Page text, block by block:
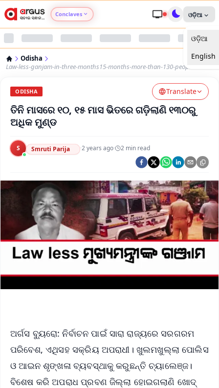
Conclaves
Argus Nari Shakti
Argus Swaad Odisha
Argus Chalo Dekhein Apna Desh
ଓଡ଼ିଆ
ଓଡ଼ିଆ
English
Odisha
Law-less-ganjam-in-three-months15-months-more-than-130-people-died
ODISHA Translate
ତିନି ମାସରେ ୧୦, ୧୫ ମାସ ଭିତରେ ଗଡ଼ିଲାଣି ୧୩୦ରୁ
ଅଧିକ ମୁଣ୍ଡ
S Smruti Parija ·2 years ago· 2 min read
ଅର୍ଗସ ବ୍ୟୁରୋ: ନିର୍ବାଚନ ପାଇଁ ସାରା ରାଜ୍ୟରେ ସରଗରମ
ପରିବେଶ, ଏଥିସହ ସକ୍ରିୟ ଅପରାଧୀ। ଖୁଲମଖୁଲ୍ଲା ପୋଲିସ
ଓ ଆଇନ ଶୃଙ୍ଖଳା ବ୍ୟବସ୍ଥାକୁ କରୁଛନ୍ତି ଚ୍ୟାଲେଞ୍ଜ।
ବିଶେଷ କରି ଅପରାଧ ପ୍ରବଣ ଜିଲ୍ଲା ହୋଇଗଲାଣି ଖୋଦ୍